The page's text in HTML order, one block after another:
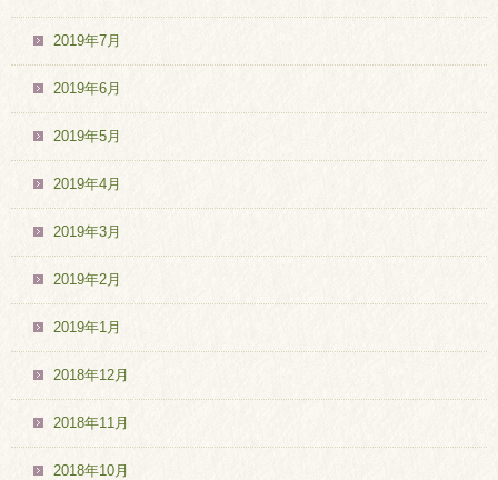
2019年7月
2019年6月
2019年5月
2019年4月
2019年3月
2019年2月
2019年1月
2018年12月
2018年11月
2018年10月